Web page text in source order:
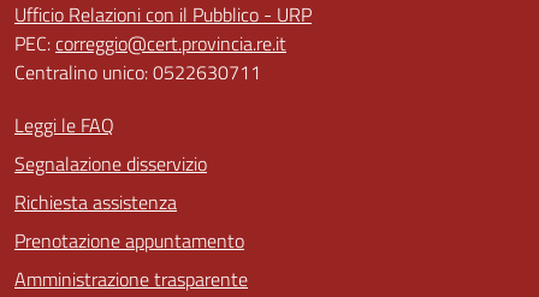
Ufficio Relazioni con il Pubblico - URP
PEC:correggio@cert.provincia.re.it
Centralino unico: 0522630711
Leggi le FAQ
Segnalazione disservizio
Richiesta assistenza
Prenotazione appuntamento
Amministrazione trasparente